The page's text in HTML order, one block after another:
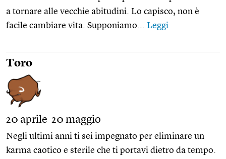
a tornare alle vecchie abitudini. Lo capisco, non è
facile cambiare vita. Supponiamo... Leggi
Toro
20 aprile-20 maggio
Negli ultimi anni ti sei impegnato per eliminare un
karma caotico e sterile che ti portavi dietro da tempo.